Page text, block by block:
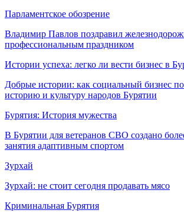
Парламентское обозрение
Владимир Павлов поздравил
профессиональным праздником
Истории успеха: легко ли вести бизнес в
Добрые истории: как социальный бизнес
историю и культуру народов Бурятии
Бурятия: История мужества
В Бурятии для ветеранов СВО создано
занятия адаптивным спортом
Зурхай
Зурхай: не стоит сегодня продавать мясо
Криминальная Бурятия